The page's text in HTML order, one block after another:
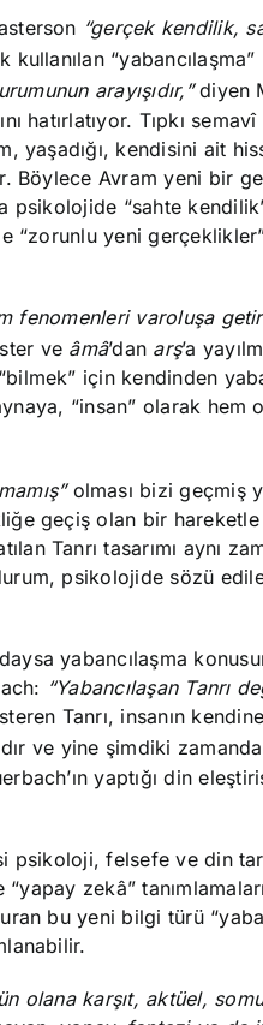
“gerçek kendilik,
arayışıdır,”diyen
hatırlatıyor. Tıpkı
yaşadığı, kendisini ait
Böylece Avram yeni bir
psikolojide “sahte
“zorunlu yeni
fenomenleri varoluşa
ve âmâ’dan arş’a
için kendinden
“insan” olarak hem
olması bizi geçmiş
geçiş olan bir hareketle
Tanrı tasarımı aynı
psikolojide sözü
yabancılaşma
“Yabancılaşan Tanrı
Tanrı, insanın
ve yine şimdiki
yaptığı din
psikoloji, felsefe ve din
zekâ”
bu yeni bilgi türü
olana karşıt, aktüel,